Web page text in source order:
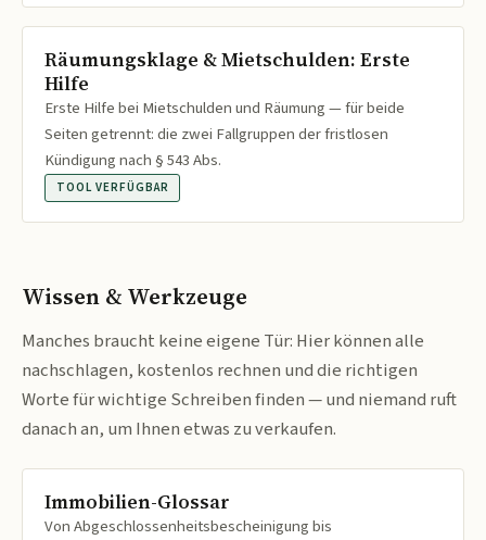
Räumungsklage & Mietschulden: Erste
Hilfe
Erste Hilfe bei Mietschulden und Räumung — für beide
Seiten getrennt: die zwei Fallgruppen der fristlosen
Kündigung nach § 543 Abs.
TOOL VERFÜGBAR
Wissen & Werkzeuge
Manches braucht keine eigene Tür: Hier können alle
nachschlagen, kostenlos rechnen und die richtigen
Worte für wichtige Schreiben finden — und niemand ruft
danach an, um Ihnen etwas zu verkaufen.
Immobilien-Glossar
Von Abgeschlossenheitsbescheinigung bis